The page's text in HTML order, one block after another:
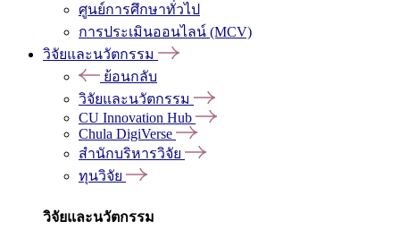
ศูนย์การศึกษาทั่วไป
การประเมินออนไลน์ (MCV)
วิจัยและนวัตกรรม
ย้อนกลับ
วิจัยและนวัตกรรม
CU Innovation Hub
Chula DigiVerse
สำนักบริหารวิจัย
ทุนวิจัย
วิจัยและนวัตกรรม